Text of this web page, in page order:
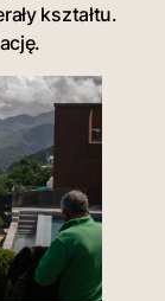
kształtu.